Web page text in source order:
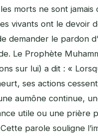
morts ne sont
vivants ont le devoir
demander le pardon
Le Prophète
sur lui) a dit : «
ses actions
aumône continue,
utile ou une prière
parole souligne